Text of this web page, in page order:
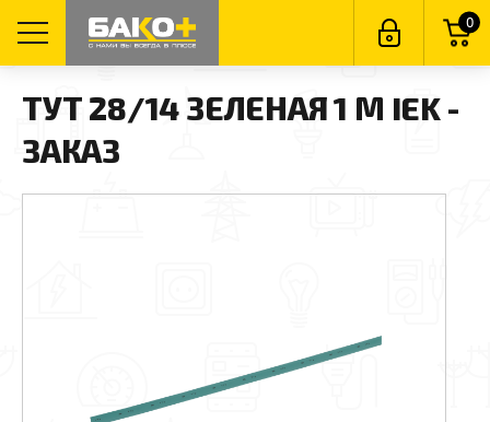
0
ТУТ 28/14 ЗЕЛЕНАЯ 1 М IEK -
ЗАКАЗ